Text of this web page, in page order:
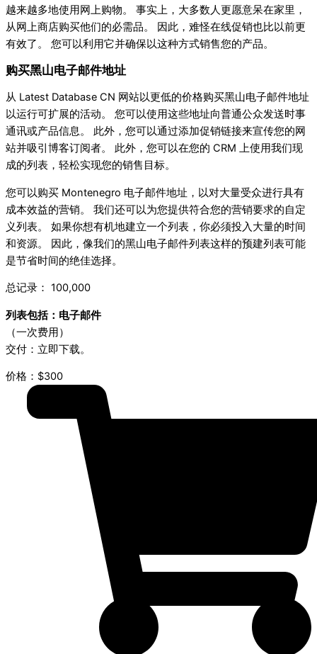
越来越多地使用网上购物。 事实上，大多数人更愿意呆在家里，
从网上商店购买他们的必需品。 因此，难怪在线促销也比以前更
有效了。 您可以利用它并确保以这种方式销售您的产品。
购买黑山电子邮件地址
从 Latest Database CN 网站以更低的价格购买黑山电子邮件地址
以运行可扩展的活动。 您可以使用这些地址向普通公众发送时事
通讯或产品信息。 此外，您可以通过添加促销链接来宣传您的网
站并吸引博客订阅者。 此外，您可以在您的 CRM 上使用我们现
成的列表，轻松实现您的销售目标。
您可以购买 Montenegro 电子邮件地址，以对大量受众进行具有
成本效益的营销。 我们还可以为您提供符合您的营销要求的自定
义列表。 如果你想有机地建立一个列表，你必须投入大量的时间
和资源。 因此，像我们的黑山电子邮件列表这样的预建列表可能
是节省时间的绝佳选择。
总记录： 100,000
列表包括：电子邮件
（一次费用）
交付：立即下载。
价格：$300